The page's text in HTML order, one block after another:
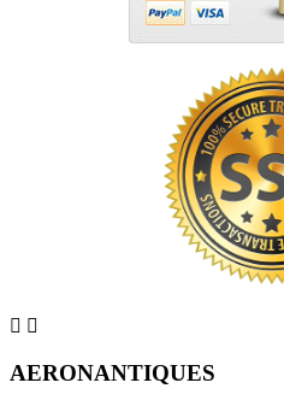
 
AERONANTIQUES